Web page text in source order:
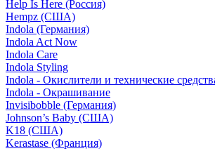
Help Is Here (Россия)
Hempz (США)
Indola (Германия)
Indola Act Now
Indola Care
Indola Styling
Indola - Окислители и технические
Indola - Окрашивание
Invisibobble (Германия)
Johnson’s Baby (США)
K18 (США)
Kerastase (Франция)